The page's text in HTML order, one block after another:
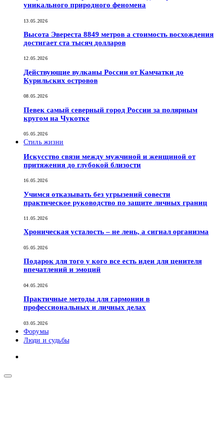
уникального природного феномена
13.05.2026
Высота Эвереста 8849 метров а стоимость восхождения
достигает ста тысяч долларов
12.05.2026
Действующие вулканы России от Камчатки до
Курильских островов
08.05.2026
Певек самый северный город России за полярным
кругом на Чукотке
05.05.2026
Стиль жизни
Искусство связи между мужчиной и женщиной от
притяжения до глубокой близости
16.05.2026
Учимся отказывать без угрызений совести
практическое руководство по защите личных границ
11.05.2026
Хроническая усталость – не лень, а сигнал организма
05.05.2026
Подарок для того у кого все есть идеи для ценителя
впечатлений и эмоций
04.05.2026
Практичные методы для гармонии в
профессиональных и личных делах
03.05.2026
Форумы
Люди и судьбы